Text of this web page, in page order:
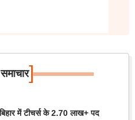
]
में टीचर्स के 2.70 लाख+ पद